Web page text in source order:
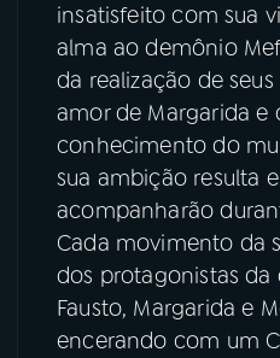
insatisfeito com sua
alma ao demônio
da realização de
amor de Margarida e
conhecimento do
sua ambição resulta
acompanharão
Cada movimento da
dos protagonistas da
Fausto, Margarida e
encerando com um